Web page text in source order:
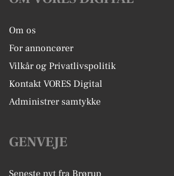
Om os
For annoncører
Vilkår og Privatlivspolitik
Kontakt VORES Digital
Administrer samtykke
GENVEJE
Seneste nyt fra Brørup